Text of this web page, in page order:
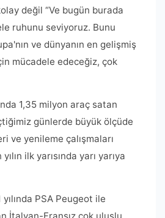
değil “Ve bugün burada
ruhunu seviyoruz. Bunu
ve dünyanın en gelişmiş
mücadele edeceğiz, çok
1,35 milyon araç satan
günlerde büyük ölçüde
ve yenileme çalışmaları
ilk yarısında yarı yarıya
PSA Peugeot ile